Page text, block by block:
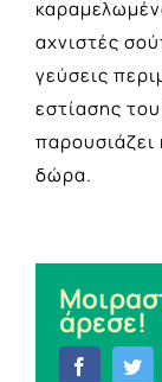
αχνιστές
γεύσεις
εστίασης
παρουσιάζει
δώρα.
άρεσε!
Facebook